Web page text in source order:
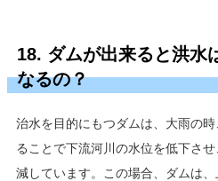
18. ダムが出来ると洪水
なるの？
治水を目的にもつダムは、大雨の
ることで下流河川の水位を低下さ
減しています。この場合、ダムは